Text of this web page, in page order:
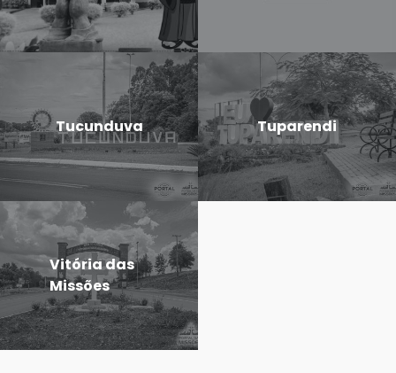
Tucunduva Tuparendi
Vitória das
Missões